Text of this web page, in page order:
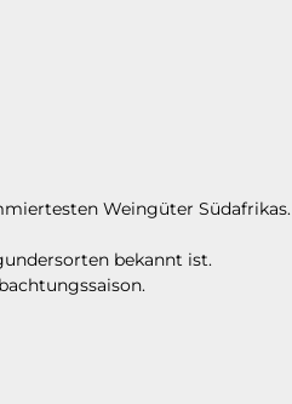
Weingüter Südafrikas.
bekannt ist.